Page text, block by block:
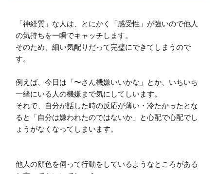
「神経質」な人は、とにかく「感受性」が強いので他人
の気持ちを一瞬でキャッチします。
そのため、細い気配りだって完璧にできてしまうので
す。
例えば、今日は「〜さん機嫌いいかな」とか、いちいち
一緒にいる人の機嫌まで気にしてしいます。
それで、自分が話した時の反応が薄い・冷たかったとな
ると「自分は嫌われたのではないか」と心配で心配でし
ょうがなくなってしまいます。
他人の顔色を伺って行動をしているようなところがある